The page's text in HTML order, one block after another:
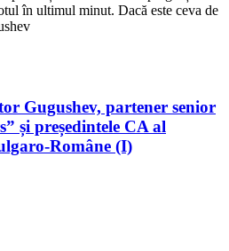
Gugushev, partener senior
și președintele CA al
Române (I)